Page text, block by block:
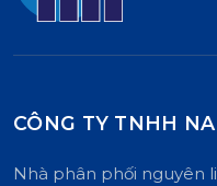
CÔNG TY TNHH
Nhà phân phối nguyên